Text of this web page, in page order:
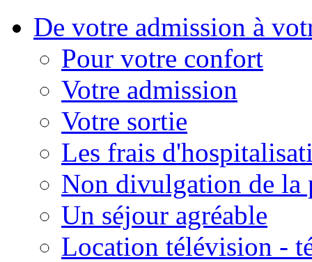
De votre admission à
Pour votre confort
Votre admission
Votre sortie
Les frais
Non divulgation de la
Un séjour agréable
Location télévision -